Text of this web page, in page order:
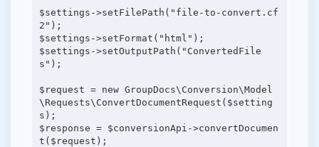
$settings->setFilePath("file-to-convert.cf
2");
$settings->setFormat("html");
$settings->setOutputPath("ConvertedFile
s");
$request = new GroupDocs\Conversion\Model
\Requests\ConvertDocumentRequest($setting
s);
$response = $conversionApi->convertDocumen
t($request);